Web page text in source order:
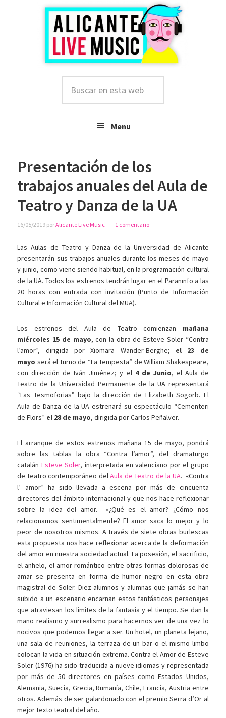
esta
Menu
Presentación de los
trabajos anuales del Aula de
Teatro y Danza de la UA
16/05/2019 porAlicante Live Music 1 comentario
Las Aulas de Teatro y Danza de la Universidad de Alicante
presentarán sus trabajos anuales durante los meses de mayo
y junio, como viene siendo habitual, en la programación cultural
de la UA. Todos los estrenos tendrán lugar en el Paraninfo a las
20 horas con entrada con invitación (Punto de Información
Cultural e Información Cultural del MUA).
Los estrenos del Aula de Teatro comienzan mañana
miércoles 15 de mayo, con la obra de Esteve Soler “Contra
l’amor”, dirigida por Xiomara Wander-Berghe; el 23 de
mayo será el turno de “La Tempesta” de William Shakespeare,
con dirección de Iván Jiménez; y el 4 de Junio, el Aula de
Teatro de la Universidad Permanente de la UA representará
“Las Tesmoforias” bajo la dirección de Elizabeth Sogorb. El
Aula de Danza de la UA estrenará su espectáculo “Cementeri
de Flors” el 28 de mayo, dirigida por Carlos Peñalver.
El arranque de estos estrenos mañana 15 de mayo, pondrá
sobre las tablas la obra “Contra l’amor”, del dramaturgo
catalán Esteve Soler, interpretada en valenciano por el grupo
de teatro contemporáneo delAula de Teatro de la UA. «Contra
l’ amor” ha sido llevada a escena por más de cincuenta
directores del ámbito internacional y que nos hace reflexionar
sobre la idea del amor. «¿Qué es el amor? ¿Cómo nos
relacionamos sentimentalmente? El amor saca lo mejor y lo
peor de nosotros mismos. A través de siete obras burlescas
esta propuesta nos hace reflexionar acerca de la deformación
del amor en nuestra sociedad actual. La posesión, el sacrificio,
el anhelo, el amor romántico entre otras formas dolorosas de
amar se presenta en forma de humor negro en esta obra
magistral de Soler. Diez alumnos y alumnas que jamás se han
subido a un escenario encarnan estos fantásticos personajes
que atraviesan los límites de la fantasía y el tiempo. Se dan la
mano realismo y surrealismo para hacernos ver de una vez lo
nocivos que podemos llegar a ser. Un hotel, un planeta lejano,
una sala de reuniones, la terraza de un bar o el mismo limbo
colocan la vida en situación extrema. Contra el Amor de Esteve
Soler (1976) ha sido traducida a nueve idiomas y representada
por más de 50 directores en países como Estados Unidos,
Alemania, Suecia, Grecia, Rumanía, Chile, Francia, Austria entre
otros. Además de ser galardonado con el premio Serra d’Or al
mejor texto teatral del año.